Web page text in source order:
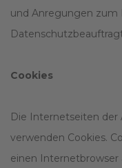
und Anregungen zum
Cookies
Die Internetseiten
verwenden Cookies.
einen